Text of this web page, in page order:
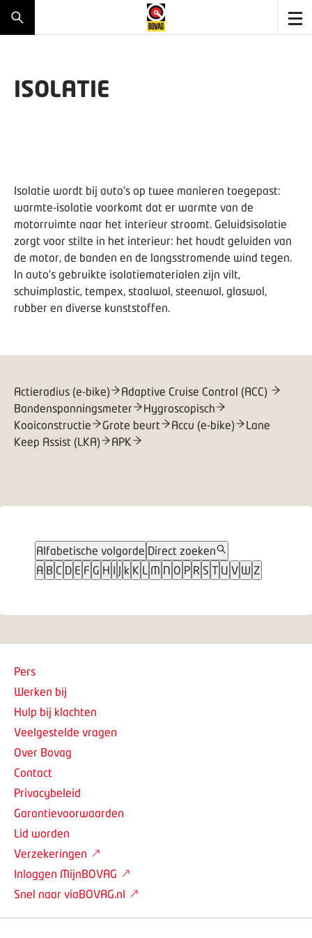
ISOLATIE
Isolatie wordt bij auto's op twee manieren toegepast:
warmte-isolatie voorkomt dat er warmte van de
motorruimte naar het interieur stroomt. Geluidsisolatie
zorgt voor stilte in het interieur: het houdt geluiden van
de motor, de banden en de langsstromende wind tegen.
In auto's gebruikte isolatiematerialen zijn vilt,
schuimplastic, tempex, staalwol, steenwol, glaswol,
rubber en diverse kunststoffen.
Actieradius (e-bike)
Adaptive Cruise Control (ACC)
Bandenspanningsmeter
Hygroscopisch
Kooiconstructie
Grote beurt Accu (e-bike)
Lane
Keep Assist (LKA)
APK
Alfabetische volgorde Direct zoeken
A B C D E F G H I J k K L M N O P R S T U V W Z
Pers
Werken bij
Hulp bij klachten
Veelgestelde vragen
Over Bovag
Contact
Privacybeleid
Garantievoorwaarden
Lid worden
Verzekeringen
Inloggen MijnBOVAG
Snel naar viaBOVAG.nl